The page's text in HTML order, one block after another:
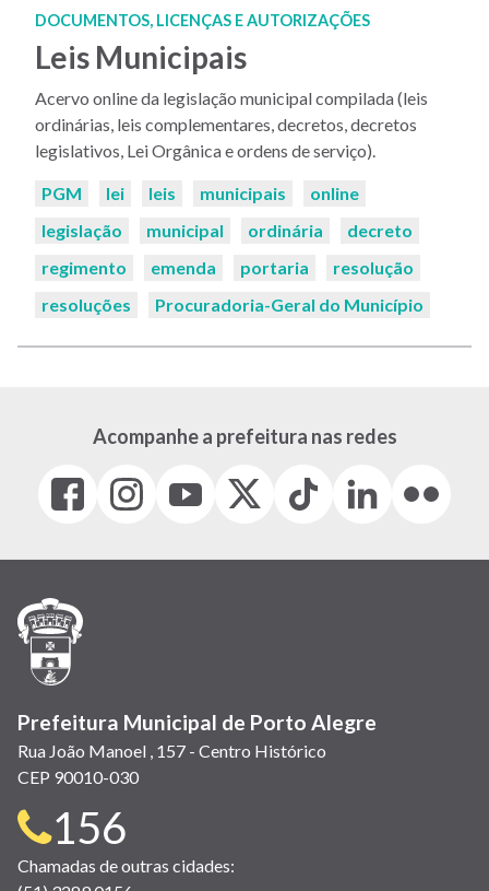
DOCUMENTOS, LICENÇAS E AUTORIZAÇÕES
Leis Municipais
Acervo online da legislação municipal compilada (leis
ordinárias, leis complementares, decretos, decretos
legislativos, Lei Orgânica e ordens de serviço).
Palavras-
PGM lei leis municipais
online
legislação
municipal ordinária
decreto
regimento
emenda portaria
resolução
resoluções
Procuradoria-Geral do Município
Acompanhe a prefeitura nas redes
Facebook
(link
em
janela)
Instagram
(link
em
(link
em
(Antigo
(link
Tiktok
(link
em
LinkedIn
(link
em
(link
em
Prefeitura Municipal de Porto Alegre
Rua João Manoel , 157 - Centro Histórico
CEP 90010-030
Telefone
para
156
Chamadas de outras cidades: